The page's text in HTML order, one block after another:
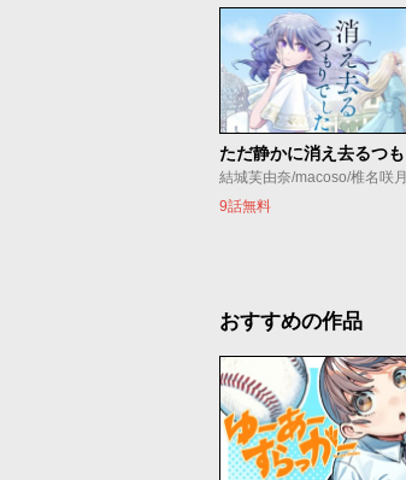
結城芙由奈/macoso/椎名咲月
9話無料
おすすめの作品